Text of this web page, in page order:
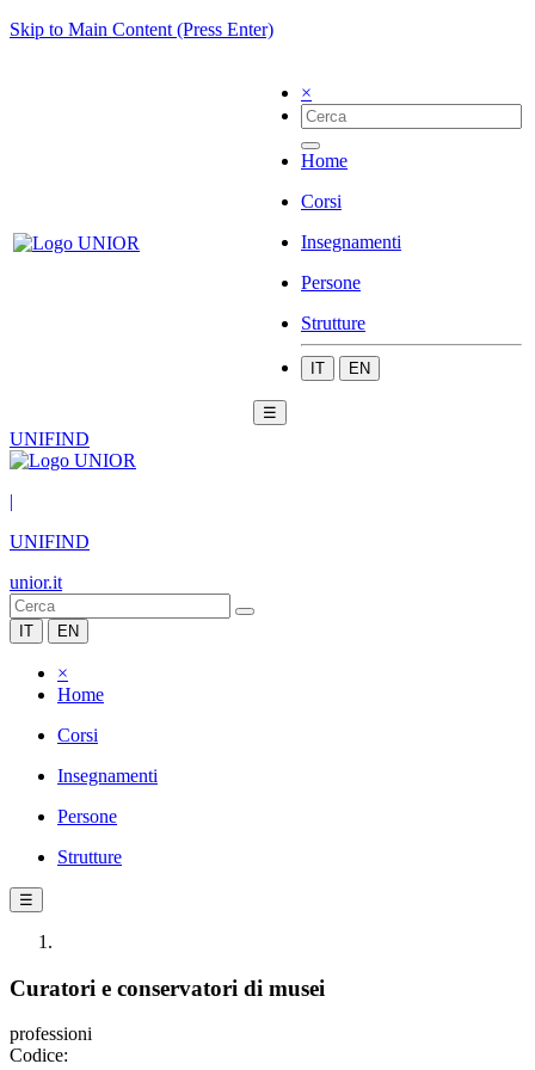
Skip to Main Content (Press Enter)
×
Home
Corsi
Insegnamenti
Persone
Strutture
IT EN
☰
UNIFIND
|
UNIFIND
unior.it
IT EN
×
Home
Corsi
Insegnamenti
Persone
Strutture
☰
Curatori e conservatori di musei
professioni
Codice: